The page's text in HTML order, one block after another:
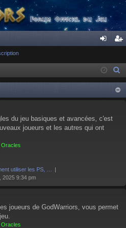
ne
xi
on
cri
pti
on
du jeu basiques et avancées, c'est
joueurs et les autres qui ont
Oracles
utiliser les PS, …
2025 9:34 pm
joueurs de GodWarriors, vous permet
Oracles